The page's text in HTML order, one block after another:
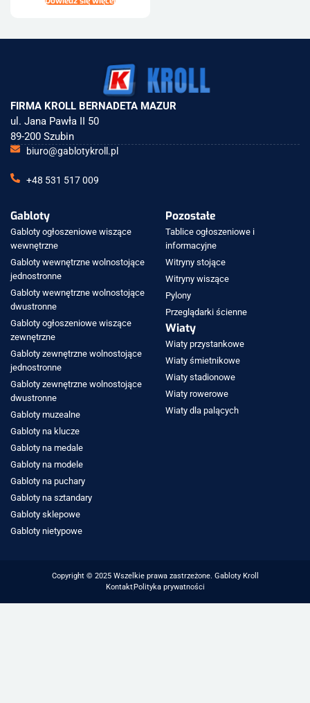
FIRMA KROLL BERNADETA MAZUR
ul. Jana Pawła II 50
89-200 Szubin
biuro@gablotykroll.pl
+48 531 517 009
Gabloty
Gabloty ogłoszeniowe wiszące
wewnętrzne
Gabloty wewnętrzne wolnostojące
jednostronne
Gabloty wewnętrzne wolnostojące
dwustronne
Gabloty ogłoszeniowe wiszące
zewnętrzne
Gabloty zewnętrzne wolnostojące
jednostronne
Gabloty zewnętrzne wolnostojące
dwustronne
Gabloty muzealne
Gabloty na klucze
Gabloty na medale
Gabloty na modele
Gabloty na puchary
Gabloty na sztandary
Gabloty sklepowe
Gabloty nietypowe
Pozostałe
Tablice ogłoszeniowe i
informacyjne
Witryny stojące
Witryny wiszące
Pylony
Przeglądarki ścienne
Wiaty
Wiaty przystankowe
Wiaty śmietnikowe
Wiaty stadionowe
Wiaty rowerowe
Wiaty dla palących
Copyright © 2025 Wszelkie prawa zastrzeżone. Gabloty Kroll
KontaktPolityka prywatności